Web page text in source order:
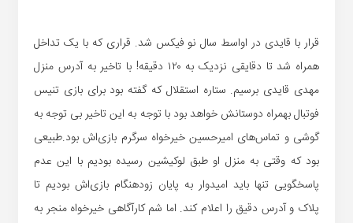
قرار با قایدی در اواسط سال نو فیکس شد. قراری که با یک تداخل
همراه شد تا دقایقی نزدیک به ۱۲۰ دقیقه! با تاخیر به آدرس منزل
مهدی قایدی برسیم. ستاره استقلال که گفته بود برای بازی تنیس
فوتبال بهمراه دوستانش خواهد بود با توجه به این تاخیر بی توجه به
گوشی و تماس‌های امیرحسین خیرخواه سرگرم بازی‌اش بود.طبیعی
بود که وقتی به منزل او طبق لوکیشین رسیده بودیم با این عدم
پاسخگویی تنها باید امیدوار به پایان زودهنگام بازی‌اش بودیم تا
پلاک و آدرس دقیق را اعلام کند. اما شم کارآگاهی خیرخواه منجر به